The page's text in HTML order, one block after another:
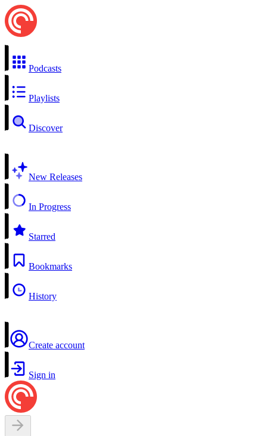
Podcasts
Playlists
Discover
New Releases
In Progress
Starred
Bookmarks
History
Create account
Sign in